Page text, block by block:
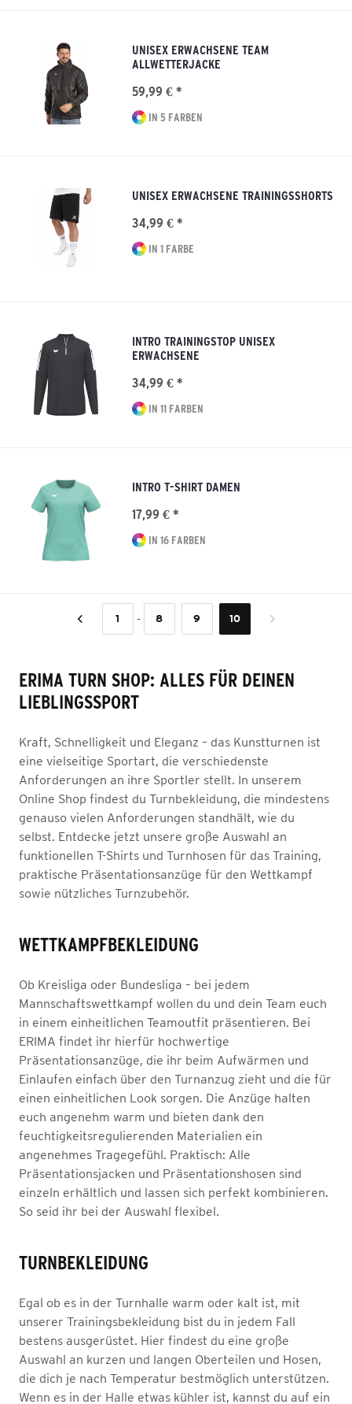
UNISEX ERWACHSENE TEAM
ALLWETTERJACKE
59,99 € *
IN 5 FARBEN
UNISEX ERWACHSENE TRAININGSSHORTS
34,99 € *
IN 1 FARBE
INTRO TRAININGSTOP UNISEX
ERWACHSENE
34,99 € *
IN 11 FARBEN
INTRO T-SHIRT DAMEN
17,99 € *
IN 16 FARBEN
1 - 8 9 10
ERIMA TURN SHOP: ALLES FÜR DEINEN
LIEBLINGSSPORT
Kraft, Schnelligkeit und Eleganz – das Kunstturnen ist
eine vielseitige Sportart, die verschiedenste
Anforderungen an ihre Sportler stellt. In unserem
Online Shop findest du Turnbekleidung, die mindestens
genauso vielen Anforderungen standhält, wie du
selbst. Entdecke jetzt unsere große Auswahl an
funktionellen T-Shirts und Turnhosen für das Training,
praktische Präsentationsanzüge für den Wettkampf
sowie nützliches Turnzubehör.
WETTKAMPFBEKLEIDUNG
Ob Kreisliga oder Bundesliga – bei jedem
Mannschaftswettkampf wollen du und dein Team euch
in einem einheitlichen Teamoutfit präsentieren. Bei
ERIMA findet ihr hierfür hochwertige
Präsentationsanzüge, die ihr beim Aufwärmen und
Einlaufen einfach über den Turnanzug zieht und die für
einen einheitlichen Look sorgen. Die Anzüge halten
euch angenehm warm und bieten dank den
feuchtigkeitsregulierenden Materialien ein
angenehmes Tragegefühl. Praktisch: Alle
Präsentationsjacken und Präsentationshosen sind
einzeln erhältlich und lassen sich perfekt kombinieren.
So seid ihr bei der Auswahl flexibel.
TURNBEKLEIDUNG
Egal ob es in der Turnhalle warm oder kalt ist, mit
unserer Trainingsbekleidung bist du in jedem Fall
bestens ausgerüstet. Hier findest du eine große
Auswahl an kurzen und langen Oberteilen und Hosen,
die dich je nach Temperatur bestmöglich unterstützen.
Wenn es in der Halle etwas kühler ist, kannst du auf ein